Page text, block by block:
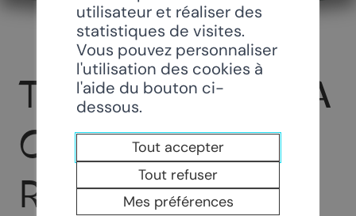
TAVOLATA DE LA
CAVE DE LA
RAMEAU
utilisateur et réaliser des
statistiques de visites.
Vous pouvez personnaliser
l'utilisation des cookies à
l'aide du bouton ci-
dessous.
Tout accepter
Tout refuser
Mes préférences